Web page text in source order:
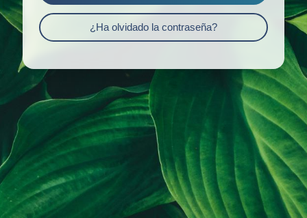
¿Ha olvidado la contraseña?